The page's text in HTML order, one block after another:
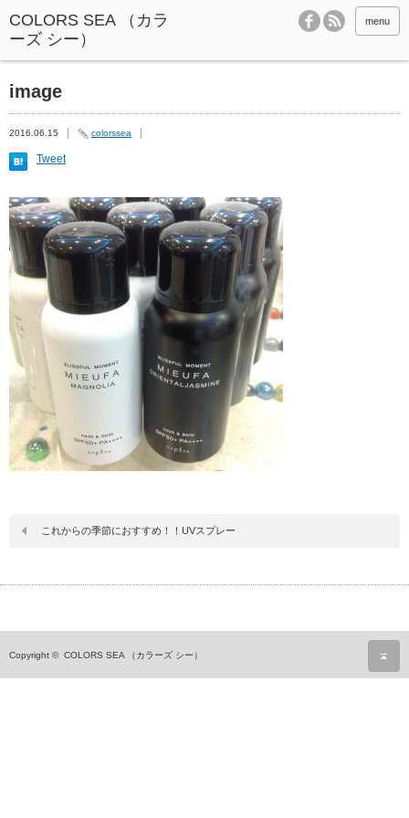
menu
image
2016.06.15 colorssea
Tweet
これからの季節におすすめ！！UVスプレー
Copyright © COLORS SEA （カラーズ シー）